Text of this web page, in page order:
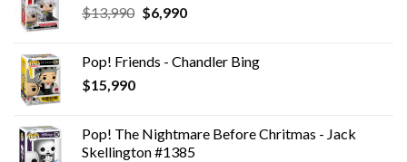
$13,990 El
era:
$6,990El
es:
Pop! Friends - Chandler Bing
$15,990
Pop! The Nightmare Before Chritmas - Jack
Skellington #1385